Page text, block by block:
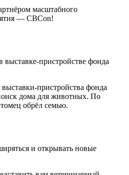
масштабного
— CBCon!
выставке-пристройстве фонда
пристройства фонда
дома для животных. По
обрёл семью.
и открывать новые